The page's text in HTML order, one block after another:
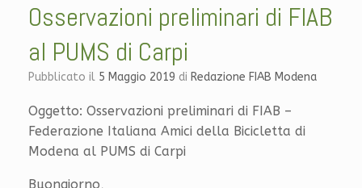
Osservazioni preliminari di FIAB
al PUMS di Carpi
Pubblicato il 5 Maggio 2019 di Redazione FIAB Modena
Oggetto: Osservazioni preliminari di FIAB –
Federazione Italiana Amici della Bicicletta di
Modena al PUMS di Carpi
Buongiorno,